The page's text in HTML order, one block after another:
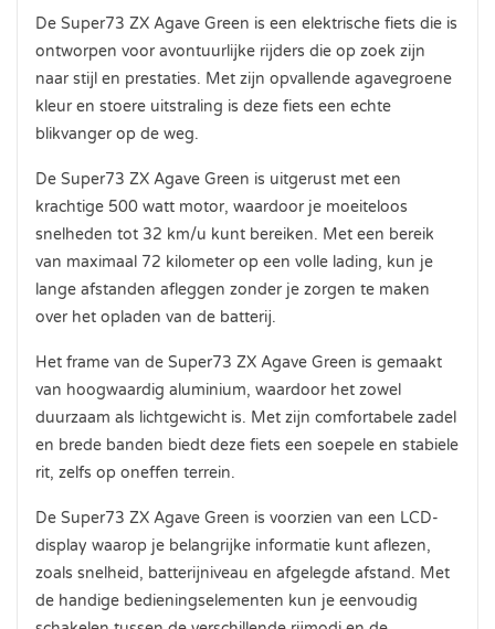
De Super73 ZX Agave Green is een elektrische fiets die is
ontworpen voor avontuurlijke rijders die op zoek zijn
naar stijl en prestaties. Met zijn opvallende agavegroene
kleur en stoere uitstraling is deze fiets een echte
blikvanger op de weg.
De Super73 ZX Agave Green is uitgerust met een
krachtige 500 watt motor, waardoor je moeiteloos
snelheden tot 32 km/u kunt bereiken. Met een bereik
van maximaal 72 kilometer op een volle lading, kun je
lange afstanden afleggen zonder je zorgen te maken
over het opladen van de batterij.
Het frame van de Super73 ZX Agave Green is gemaakt
van hoogwaardig aluminium, waardoor het zowel
duurzaam als lichtgewicht is. Met zijn comfortabele zadel
en brede banden biedt deze fiets een soepele en stabiele
rit, zelfs op oneffen terrein.
De Super73 ZX Agave Green is voorzien van een LCD-
display waarop je belangrijke informatie kunt aflezen,
zoals snelheid, batterijniveau en afgelegde afstand. Met
de handige bedieningselementen kun je eenvoudig